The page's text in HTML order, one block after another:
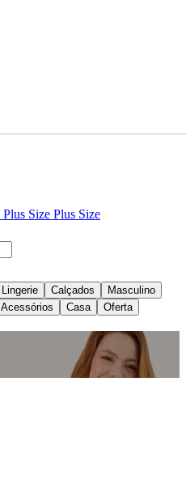
Plus Size Plus Size
Lingerie Calçados
Masculino
Acessórios Casa Oferta